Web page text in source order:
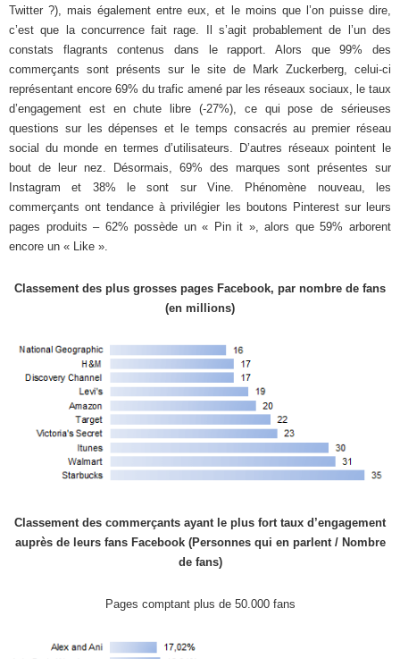
Twitter ?), mais également entre eux, et le moins que l’on puisse dire,
c’est que la concurrence fait rage. Il s’agit probablement de l’un des
constats flagrants contenus dans le rapport. Alors que 99% des
commerçants sont présents sur le site de Mark Zuckerberg, celui-ci
représentant encore 69% du trafic amené par les réseaux sociaux, le taux
d’engagement est en chute libre (-27%), ce qui pose de sérieuses
questions sur les dépenses et le temps consacrés au premier réseau
social du monde en termes d’utilisateurs. D’autres réseaux pointent le
bout de leur nez. Désormais, 69% des marques sont présentes sur
Instagram et 38% le sont sur Vine. Phénomène nouveau, les
commerçants ont tendance à privilégier les boutons Pinterest sur leurs
pages produits – 62% possède un « Pin it », alors que 59% arborent
encore un « Like ».
Classement des plus grosses pages Facebook, par nombre de fans
(en millions)
Classement des commerçants ayant le plus fort taux d’engagement
auprès de leurs fans Facebook (Personnes qui en parlent / Nombre
de fans)
Pages comptant plus de 50.000 fans